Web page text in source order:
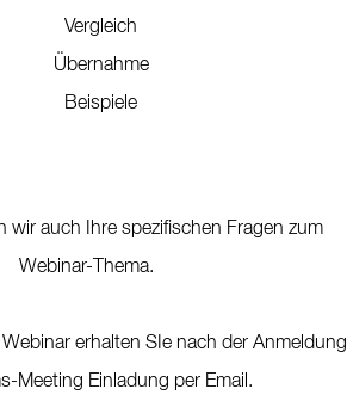
Vergleich
Übernahme
Beispiele
wir auch Ihre spezifischen Fragen zum
Webinar-Thema.
Webinar erhalten SIe nach der Anmeldung
Meeting Einladung per Email.